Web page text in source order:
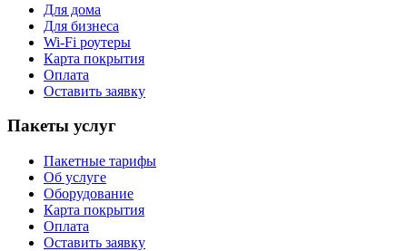
Для дома
Для бизнеса
Wi-Fi роутеры
Карта покрытия
Оплата
Оставить заявку
Пакеты услуг
Пакетные тарифы
Об услуге
Оборудование
Карта покрытия
Оплата
Оставить заявку